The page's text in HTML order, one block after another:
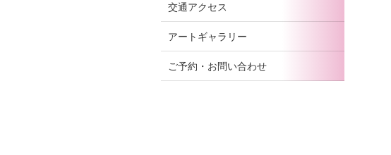
交通アクセス
アートギャラリー
ご予約・お問い合わせ